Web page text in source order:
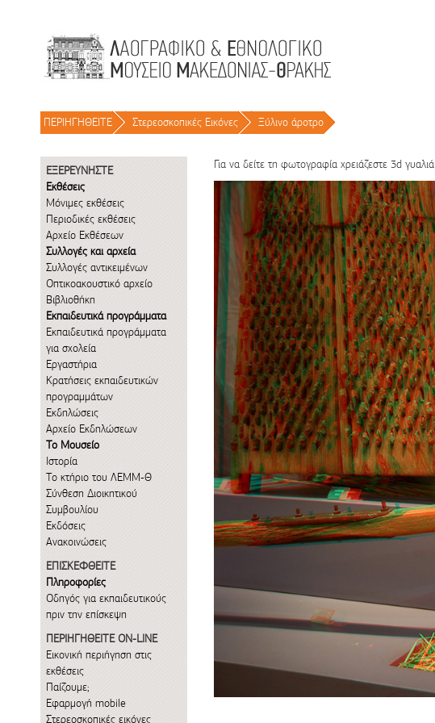
ΠΕΡΙΗΓΗΘΕΙΤΕ / Στερεοσκοπικές Εικόνες / Ξύλινο άροτρο /
ΕΞΕΡΕΥΝΗΣΤΕ
Εκθέσεις
Μόνιμες εκθέσεις
Περιοδικές εκθέσεις
Αρχείο Εκθέσεων
Συλλογές και αρχεία
Συλλογές αντικειμένων
Οπτικοακουστικό αρχείο
Βιβλιοθήκη
Εκπαιδευτικά προγράμματα
Εκπαιδευτικά προγράμματα
για σχολεία
Εργαστήρια
Κρατήσεις εκπαιδευτικών
προγραμμάτων
Εκδηλώσεις
Αρχείο Εκδηλώσεων
Το Μουσείο
Ιστορία
Το κτήριο του ΛΕΜΜ-Θ
Σύνθεση Διοικητικού
Συμβουλίου
Εκδόσεις
Ανακοινώσεις
ΕΠΙΣΚΕΦΘΕΙΤΕ
Πληροφορίες
Οδηγός για εκπαιδευτικούς
πριν την επίσκεψη
ΠΕΡΙΗΓΗΘΕΙΤΕ ON-LINE
Εικονική περιήγηση στις
εκθέσεις
Παίζουμε;
Εφαρμογή mobile
Στερεοσκοπικές εικόνες
Για να δείτε τη φωτογραφία χρειάζεστε 3d γυαλιά